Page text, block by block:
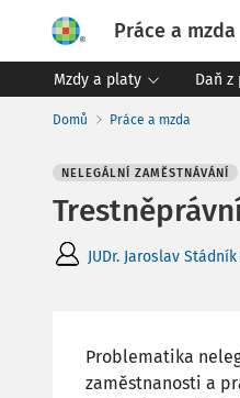
Práce a mzda
Mzdy a platy Daň z
Domů Práce a mzda
NELEGÁLNÍ ZAMĚSTNÁVÁNÍ
JUDr. Jaroslav Stádník
Problematika
zaměstnanosti a